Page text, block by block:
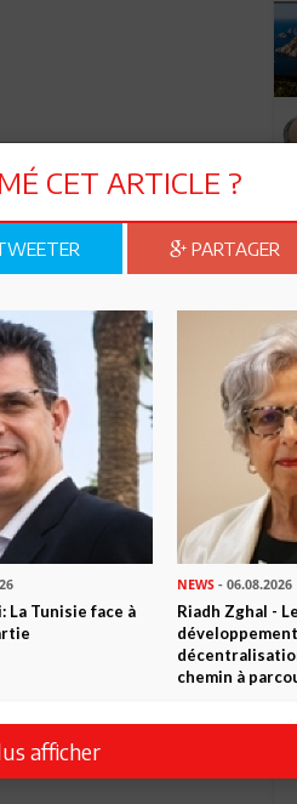
CET ARTICLE ?
PARTAGER
La Tunisie face à
NEWS- 06.08.2026
Riadh Zghal -
chemin à
afficher